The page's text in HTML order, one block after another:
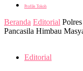
Profile Tokoh
Beranda Editorial
Pancasila Himbau
Editorial